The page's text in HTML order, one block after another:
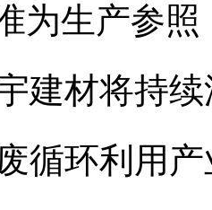
为生产参
建材将持
循环利用